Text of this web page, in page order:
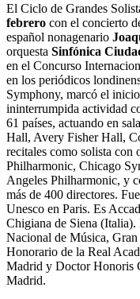
El Ciclo de Grandes
febrero con el concierto
español nonagenario
orquesta Sinfónica
en el Concurso
en los periódicos
Symphony, marcó el
ininterrumpida actividad
61 países, actuando en
Hall, Avery Fisher Hall,
recitales como solista con
Philharmonic, Chicago
Angeles Philharmonic, y
más de 400 directores.
Unesco en Paris. Es
Chigiana de Siena
Nacional de Música,
Honorario de la Real
Madrid y Doctor Honoris
Madrid.